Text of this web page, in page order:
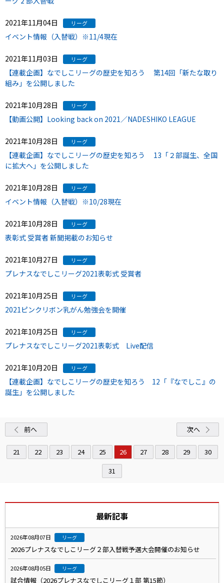
2021年11月04日 リーグ
イベント情報（入替戦）※11/4現在
2021年11月03日 リーグ
【連載企画】なでしこリーグの歴史を知ろう 第14回「新たな取り
組み」を公開しました
2021年10月28日 リーグ
【動画公開】Looking back on 2021／NADESHIKO LEAGUE
2021年10月28日 リーグ
【連載企画】なでしこリーグの歴史を知ろう 13「２部誕生、全国
に拡大へ」を公開しました
2021年10月28日 リーグ
イベント情報（入替戦）※10/28現在
2021年10月28日 リーグ
表彰式 受賞者 新聞掲載のお知らせ
2021年10月27日 リーグ
プレナスなでしこリーグ2021表彰式 受賞者
2021年10月25日 リーグ
2021ピンクリボン乳がん勉強会を開催
2021年10月25日 リーグ
プレナスなでしこリーグ2021表彰式 Live配信
2021年10月20日 リーグ
【連載企画】なでしこリーグの歴史を知ろう 12「『なでしこ』の
誕生」を公開しました
前へ
21 22 23 24 25 26 27 28 29
30
31
次へ
最新記事
2026年08月07日 リーグ
2026プレナスなでしこリーグ２部入替戦予選大会開催のお知らせ
2026年08月05日 リーグ
試合情報（2026プレナスなでしこリーグ１部 第15節）